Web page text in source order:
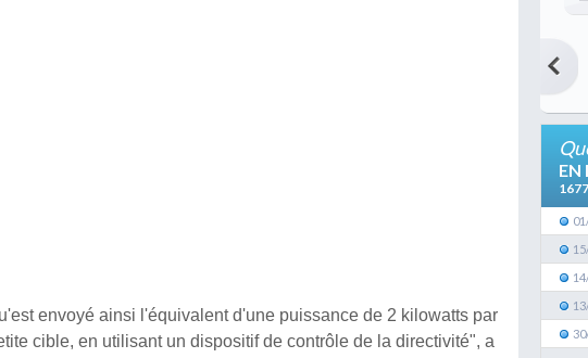
envoyé ainsi l'équivalent d'une puissance de 2 kilowatts par
cible, en utilisant un dispositif de contrôle de la directivité", a
EN